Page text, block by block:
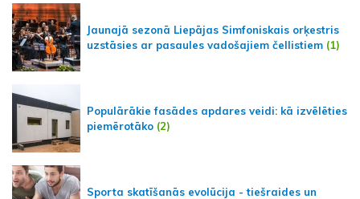
Jaunajā sezonā Liepājas Simfoniskais orķestris
uzstāsies ar pasaules vadošajiem čellistiem (1)
Populārākie fasādes apdares veidi: kā izvēlēties
piemērotāko (2)
Sporta skatīšanās evolūcija - tiešraides un